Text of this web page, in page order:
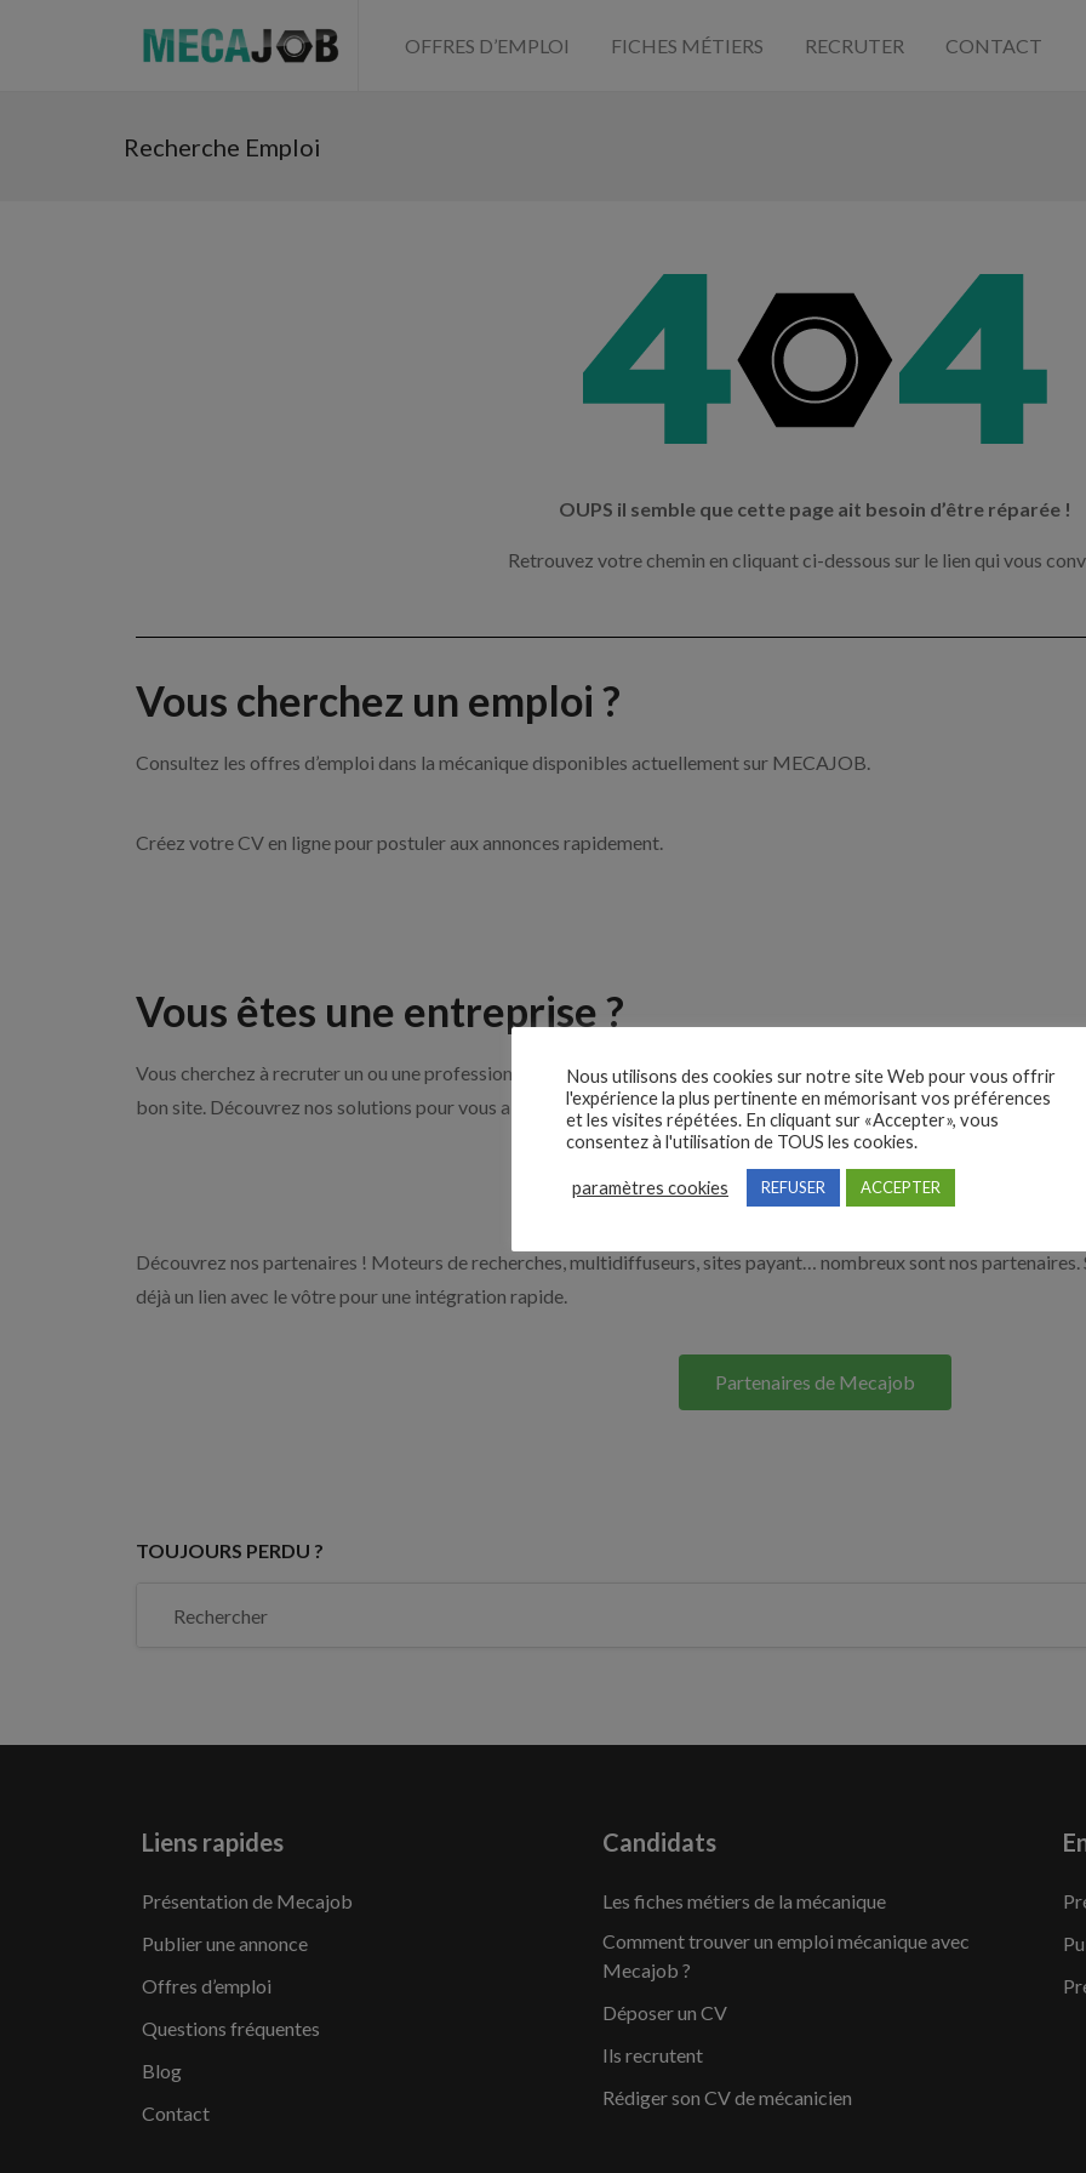
OFFRES D’EMPLOI FICHES MÉTIERS RECRUTER CONTACT
Recherche Emploi
OUPS il semble que cette page ait besoin d’être réparée !
Retrouvez votre chemin en cliquant ci-dessous sur le lien qui vous
Vous cherchez un emploi ?
Consultez les offres d’emploi dans la mécanique disponibles actuellement sur MECAJOB.
Créez votre CV en ligne pour postuler aux annonces rapidement.
Vous êtes une entreprise ?
Vous cherchez à recruter un ou une professionnelle de la mécanique par exemple un mécanicien, un chef d’atelier
bon site. Découvrez nos solutions pour vous aider à recruter en cliquant sur le bouton ci-dessous.
Nos solutions entreprises
Découvrez nos partenaires ! Moteurs de recherches, multidiffuseurs, sites payant… nombreux sont nos partenaires.
déjà un lien avec le vôtre pour une intégration rapide.
Partenaires de Mecajob
TOUJOURS PERDU ?
Liens rapides
Présentation de Mecajob
Publier une annonce
Offres d’emploi
Questions fréquentes
Blog
Contact
Candidats
Les fiches métiers de la mécanique
Comment trouver un emploi mécanique avec
Mecajob ?
Déposer un CV
Ils recrutent
Rédiger son CV de mécanicien
Nous utilisons des cookies sur notre site Web pour vous offrir
l'expérience la plus pertinente en mémorisant vos préférences
et les visites répétées. En cliquant sur «Accepter», vous
consentez à l'utilisation de TOUS les cookies.
paramètres cookies REFUSER ACCEPTER